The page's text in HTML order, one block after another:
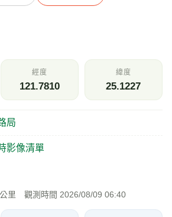
經度
121.7810
緯度
25.1227
局
影像清單
里 觀測時間 2026/08/09 06:40